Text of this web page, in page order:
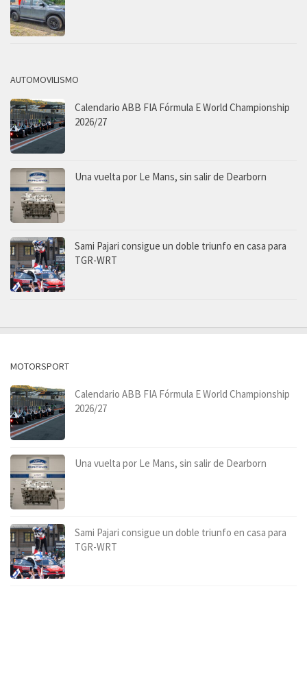
AUTOMOVILISMO
Calendario ABB FIA Fórmula E World Championship
2026/27
Una vuelta por Le Mans, sin salir de Dearborn
Sami Pajari consigue un doble triunfo en casa para
TGR-WRT
MOTORSPORT
Calendario ABB FIA Fórmula E World Championship
2026/27
Una vuelta por Le Mans, sin salir de Dearborn
Sami Pajari consigue un doble triunfo en casa para
TGR-WRT